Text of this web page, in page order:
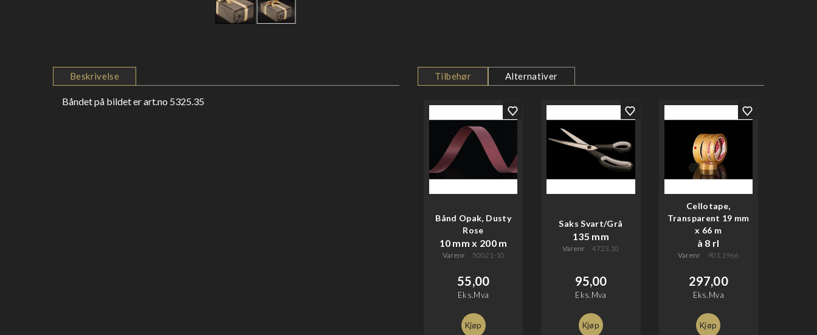
Beskrivelse
Båndet på bildet er art.no 5325.35
Tilbehør Alternativer
Bånd Opak, Dusty
Rose
10 mm x 200 m
Varenr 50021-10
55,00
Eks.Mva
Kjøp
Saks Svart/Grå
135 mm
Varenr 4723.10
95,00
Eks.Mva
Kjøp
Cellotape,
Transparent 19 mm
x 66 m
à 8 rl
Varenr 901.1966
297,00
Eks.Mva
Kjøp